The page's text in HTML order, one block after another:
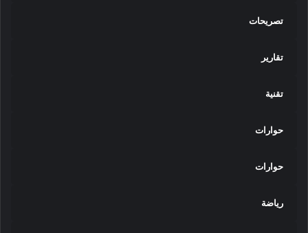
تصريحات
تقارير
تقنية
حوارات
حوارات
رياضة